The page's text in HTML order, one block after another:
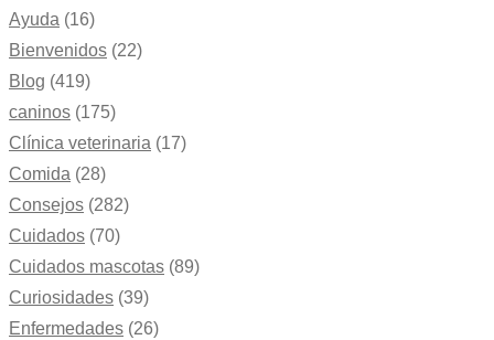
Ayuda (16)
Bienvenidos (22)
Blog (419)
caninos (175)
Clínica veterinaria (17)
Comida (28)
Consejos (282)
Cuidados (70)
Cuidados mascotas (89)
Curiosidades (39)
Enfermedades (26)